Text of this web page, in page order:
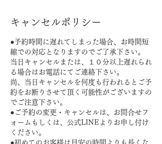
キャンセルポリシー
●予約時間に遅れてしまった場合、お時間短
縮での対応となりますのでご了承下さい。
当日キャンセルまたは、１０分以上遅れられ
る場合はお電話にてご連絡下さい。
尚、当日キャンセルを何度も行われるとご予
約をお断りさせて頂く可能性がございますの
でご注意下さい。
●ご予約の変更・キャンセルは、お問合せフ
ォームもしくは、公式LINEよりお申し付け
ください。
●初めてのお客様は目安の時間よりも長くな